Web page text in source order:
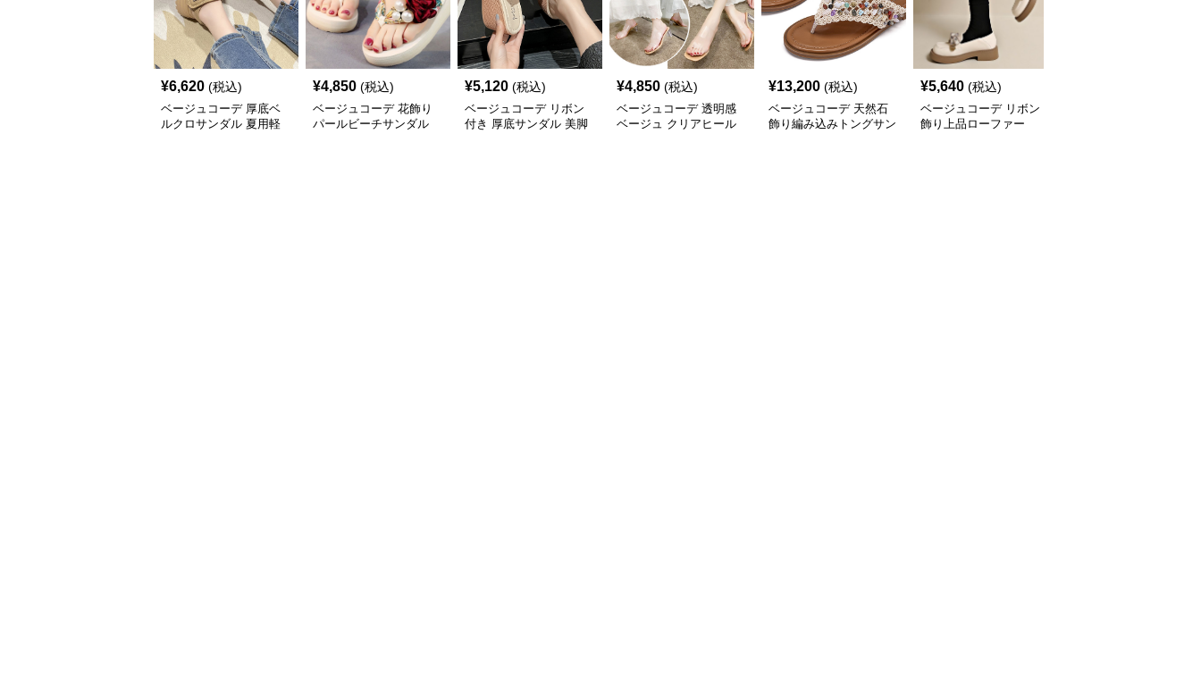
¥6,620 (税込)
ベージュコーデ 厚底ベ
ルクロサンダル 夏用軽
¥4,850 (税込)
ベージュコーデ 花飾り
パールビーチサンダル
¥5,120 (税込)
ベージュコーデ リボン
付き 厚底サンダル 美脚
¥4,850 (税込)
ベージュコーデ 透明感
ベージュ クリアヒール
¥13,200 (税込)
ベージュコーデ 天然石
飾り編み込みトングサン
¥5,640 (税込)
ベージュコーデ リボン
飾り上品ローファー